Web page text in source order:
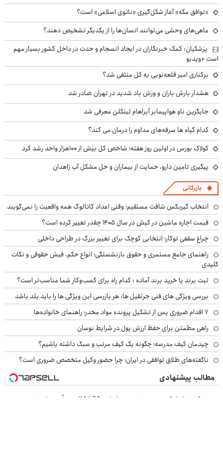
«توافق مکه» آغاز شکل‌گیری «ناتوی اسلامی» است؟
ماهی‌های وحشی می‌توانند انسان‌ها را از یکدیگر تشخیص دهند؟
پزشکیان: کمک خبرنگاران در ایجاد انسجام و حدت در داخل کشور بسیار مهم
است +ویدیو
برکناری امیر قلعه‌نویی به کل منتفی شد؟
هشدار بارش باران و وزش باد شدید در تهران صادر شد
جایگزین ناو هواپیمابر آبراهام لینکلن معرفی شد
کدام گیاه ها سرفه‌های مداوم را درمان می کند؟
کولاک بورس در اولین روز هفته؛ شاخص کل بیش از ۱۰۰هزار واحد رشد کرد
پیگیری تامین دارو، حمایت از بیماران و حل مشکل آب زاهدان
بازرگانی
انتخاب گیربکس شافت مستقیم؛ وقتی اعداد کاتالوگ همه واقعیت را نمی‌گویند
قیمت اجاره ماشین در کیش در سال ۱۴۰۵ چقدر تغییر کرده است؟
چراغ سقفی توکار؛ انتخابی کوچک برای تغییر بزرگ در طراحی داخلی
راهنمای جامع مستمری و حقوق بازنشستگی؛ انواع حکم، فیش حقوقی و نکات
کلیدی
ثبت برند یا خرید برند آماده : کدام راه برای کسب‌وکار شما مناسب‌تر است؟
بررسی ویژگی های فنی جرثقیل ها: هر بازرسی این ویژگی ها را باید بلد باشد
۷ اقدام ضروری پس از تشکیل پرونده مواد مخدر؛ راهنمای خانواده‌ها
راهی مطمئن برای حفظ ارزش پول در شرایط نوسان
چیدمان کیف مدرسه؛ چگونه یک کیف مرتب و سبک داشته باشیم؟
ناگفته‌های طلاق توافقی در ایران؛ چرا حضور وکیل متخصص ضروری است؟
مطالب پیشنهادی
ورود یک غول لوکس و هوشمند به ایران، IM LS9 رسماً رونمایی شد